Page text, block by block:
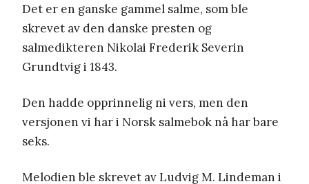
Det er en ganske gammel salme, som ble
skrevet av den danske presten og
salmedikteren Nikolai Frederik Severin
Grundtvig i 1843.
Den hadde opprinnelig ni vers, men den
versjonen vi har i Norsk salmebok nå har bare
seks.
Melodien ble skrevet av Ludvig M. Lindeman i